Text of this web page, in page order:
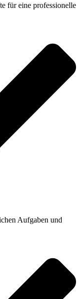
für eine professionelle
Aufgaben und